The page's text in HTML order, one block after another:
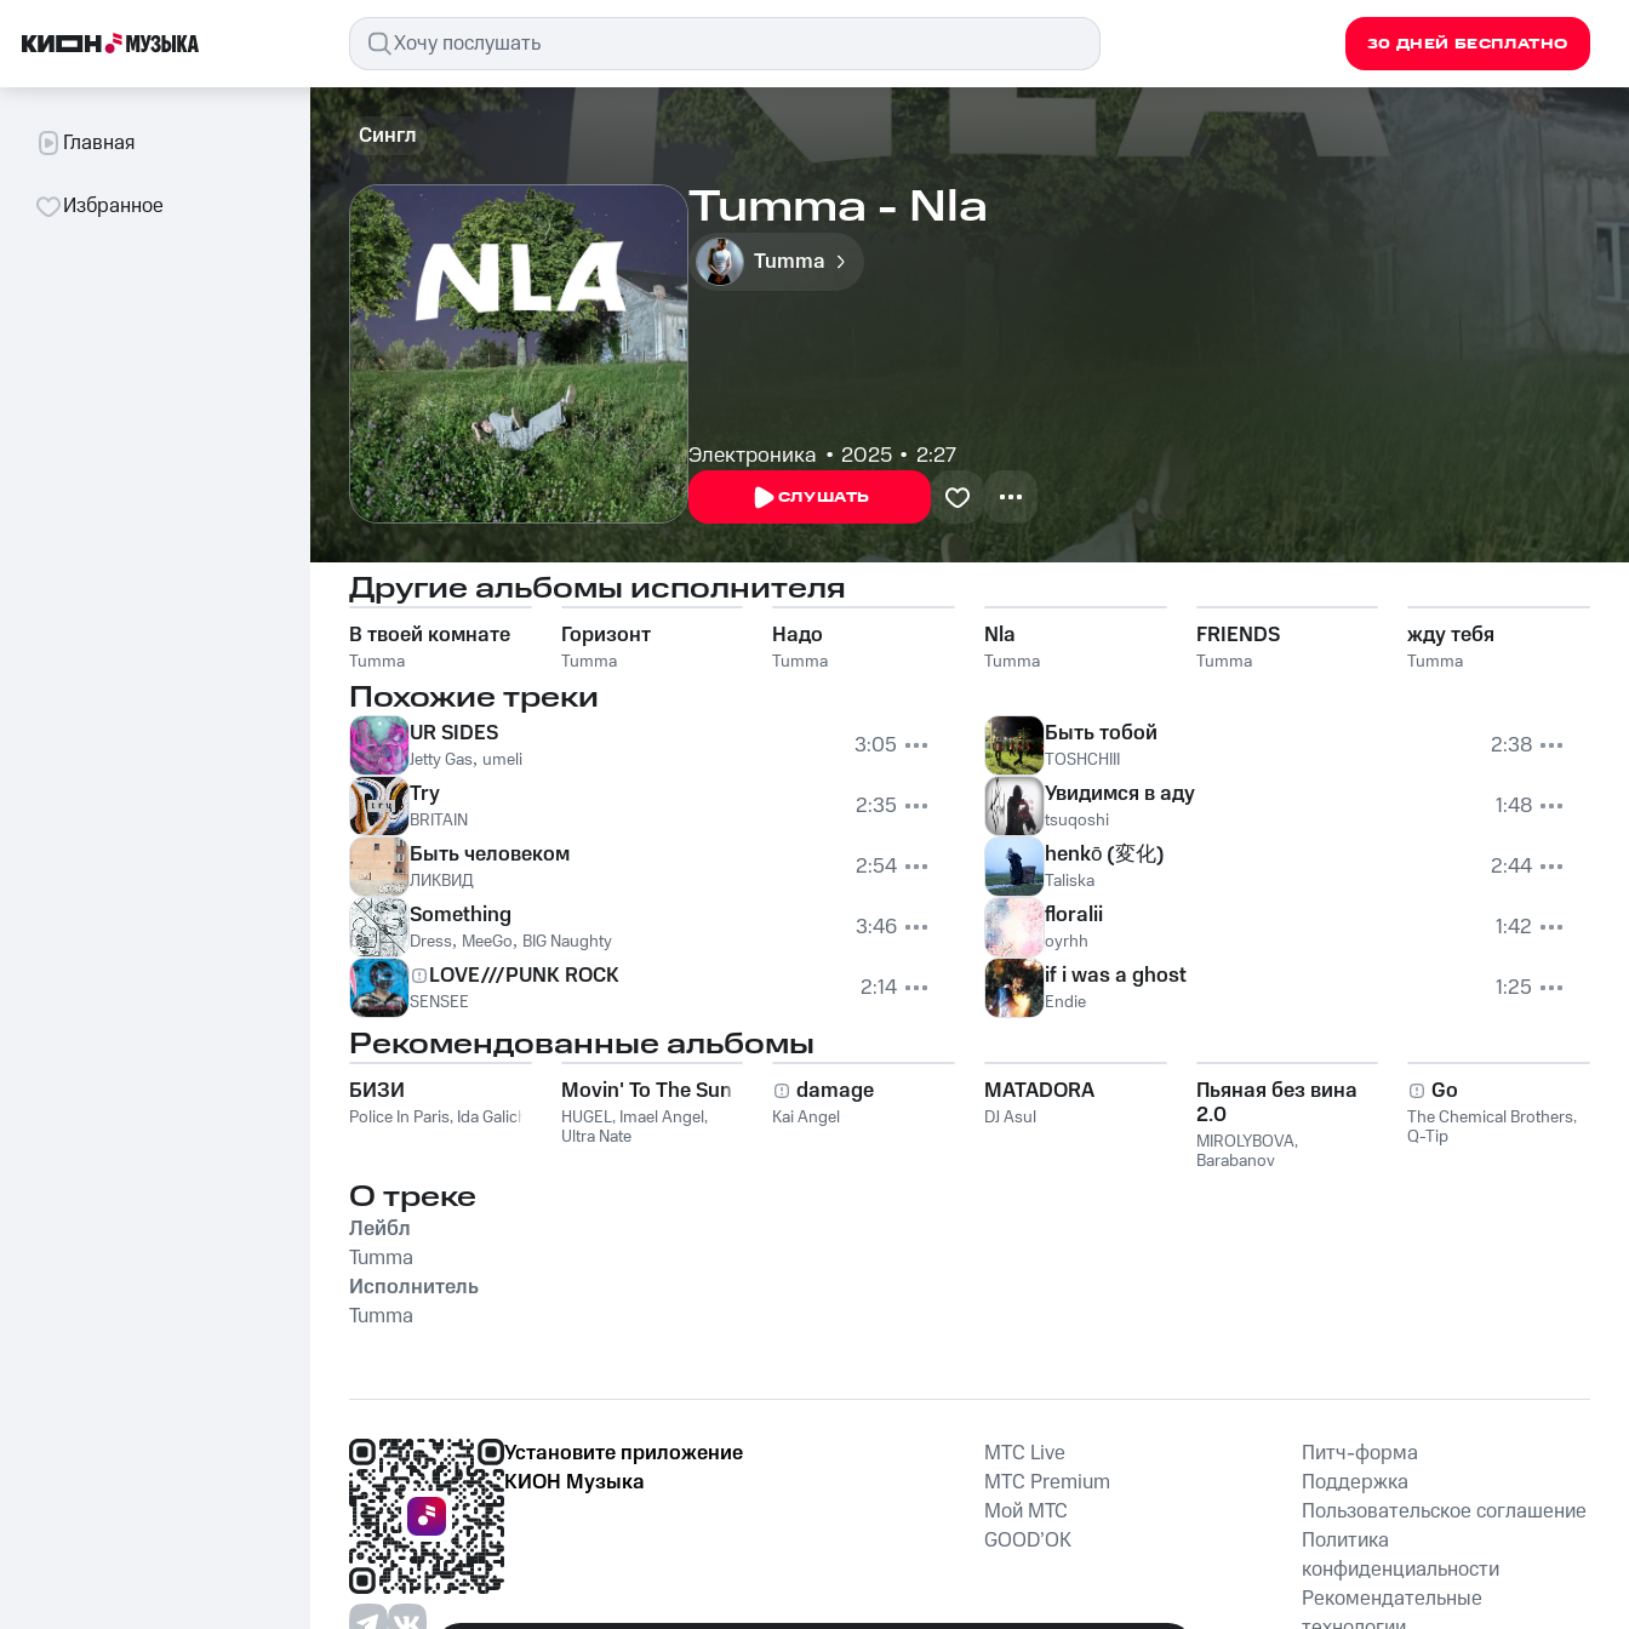
30 ДНЕЙ БЕСПЛАТНО
Главная
Избранное
Сингл
Tumma - Nla
Tumma
Электроника 2025 2:27
СЛУШАТЬ
Другие альбомы исполнителя
В твоей комнате
Tumma
Горизонт
Tumma
Надо
Tumma
Nla
Tumma
FRIENDS
Tumma
жду тебя
Tumma
Похожие треки
UR SIDES
Jetty Gas, umeli
3:05
Try
BRITAIN
2:35
Быть человеком
ЛИКВИД
2:54
Something
Dress, MeeGo, BIG Naughty
3:46
LOVE///PUNK ROCK
SENSEE 2:14
Быть тобой
TOSHCHIII
2:38
Увидимся в аду
tsuqoshi
1:48
henkō (変化)
Taliska
2:44
floralii
oyrhh
1:42
if i was a ghost
Endie 1:25
Рекомендованные альбомы
БИЗИ
Police In Paris, Ida Galich
Movin' To The Sun
HUGEL, Imael Angel,
Ultra Nate
damage
Kai Angel
MATADORA
DJ Asul
Пьяная без вина
2.0
MIROLYBOVA,
Barabanov
Go
The Chemical Brothers,
Q-Tip
О треке
Лейбл
Tumma
Исполнитель
Tumma
Установите приложение
КИОН Музыка
MTС Live
MTС Premium
Мой МТС
GOOD’OK
Питч-форма
Поддержка
Пользовательское соглашение
Политика
конфиденциальности
Рекомендательные